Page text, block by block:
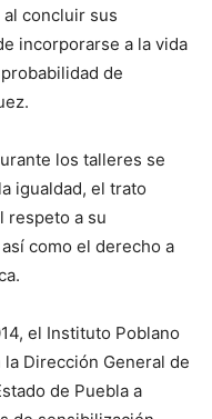
concluir sus
incorporarse a la vida
de
los talleres se
igualdad, el trato
respeto a su
como el derecho a
el Instituto Poblano
Dirección General de
de Puebla a